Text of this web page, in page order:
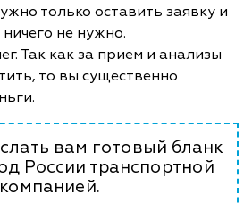
только оставить заявку и
не нужно.
Так как за прием и анализы
то вы существенно
вам готовый бланк
России транспортной
компанией.